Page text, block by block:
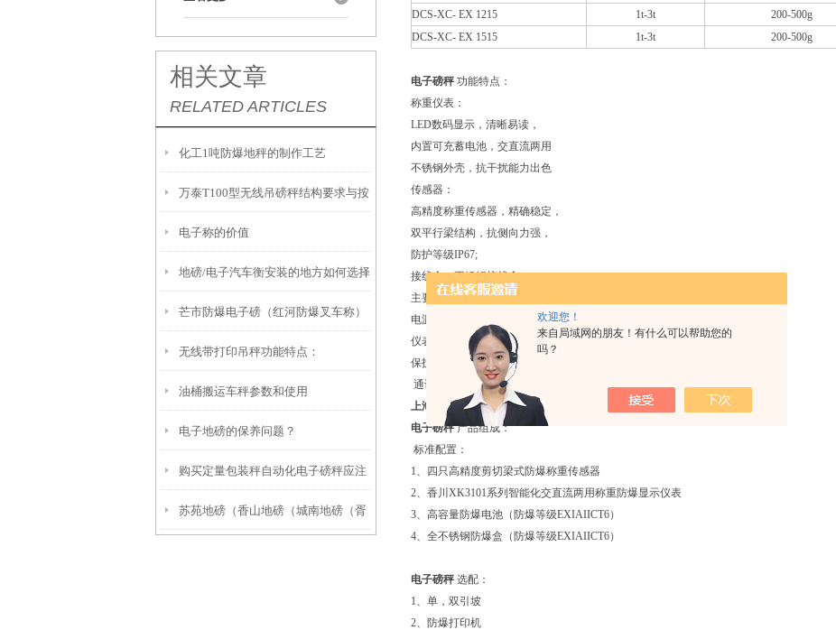
欢迎您！
来自局域网的朋友！有什么可以帮助您的
吗？
相关文章
RELATED ARTICLES
化工1吨防爆地秤的制作工艺
万泰T100型无线吊磅秤结构要求与按
键功能
电子称的价值
地磅/电子汽车衡安装的地方如何选择
芒市防爆电子磅（红河防爆叉车称）
双柏防爆电子秤）屏边防爆电子桌秤
维修
无线带打印吊秤功能特点：
油桶搬运车秤参数和使用
电子地磅的保养问题？
购买定量包装秤自动化电子磅秤应注
意的几个问题
苏苑地磅（香山地磅（城南地磅（胥
DCS-XC- EX 1215
1t-3t 200-500g
DCS-XC- EX 1515
1t-3t 200-500g
电子磅秤功能特点：
称重仪表：
LED数码显示，清晰易读，
内置可充蓄电池，交直流两用
不锈钢外壳，抗干扰能力出色
传感器：
高精度称重传感器，精确稳定，
双平行梁结构，抗侧向力强，
防护等级IP67;
接线盒：不锈钢接线盒。
主要功能：净重，置零，去皮，累计等。
电源电压：AC 220V+10%，50Hz DC 6V4Ah。
仪表功耗：<5W。
保护措施：智能判别电池电量，自动关机。
通讯接口：Rs 232c可连接微型打印机。
上海地磅厂家批发电子磅秤充电器 高精度克重电子称 单层无框电子地磅称?
电子磅秤产品组成：
标准配置：
1、四只高精度剪切梁式防爆称重传感器
2、香川XK3101系列智能化交直流两用称重防爆显示仪表
3、高容量防爆电池（防爆等级EXIAIICT6）
4、全不锈钢防爆盒（防爆等级EXIAIICT6）
电子磅秤选配：
1、单，双引坡
2、防爆打印机